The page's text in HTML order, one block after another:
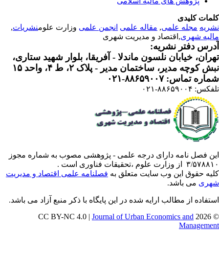
کلیدی
مجله علمی, مقاله علمی انجمن علمیوزارت علومنشریات,
شهری ,اقتصاد و مدیریت شهری
دفتر نشریه:
خیابان نلسون ماندلا - آفریقا، بلوار شهید ستاری،
کوچه مدیر، ساختمان مدیر - پلاک ۲، ط ۴، واحد ۱۵
تماس: ۸۸۶۵۹۰۰۷-۰۲۱
۸۸۶۵۹۰۰۴-۰۲۱
فصل نامه دارای درجه علمی - پژوهشی مصوب به شماره مجوز
وزارت علوم ،تحقیقات فناوری است .
حقوق این وب سایت متعلق بهفصلنامه علمی اقتصاد و مدیریت
می باشد.
از مطالب ارایه شده در این پایگاه با ذکر منبع آزاد می باشد.
©
Journal of Urban Economics and